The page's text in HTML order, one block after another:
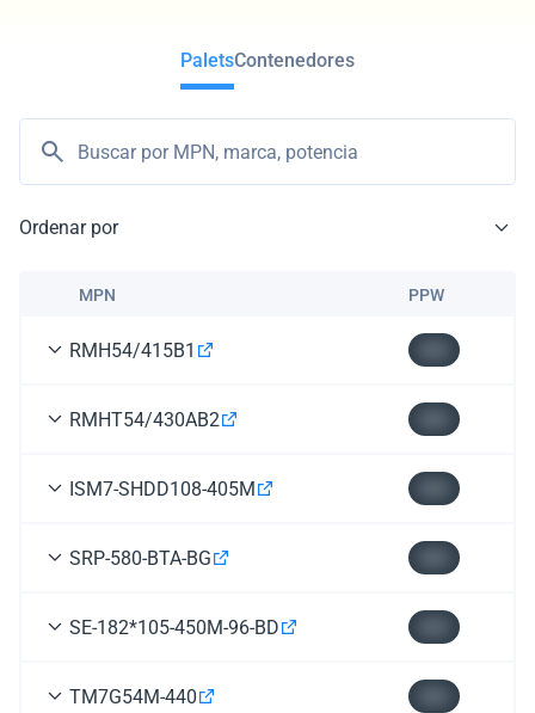
PaletsContenedores
Ordenar por
MPN PPW
RMH54/415B1
RMHT54/430AB2
ISM7-SHDD108-405M
SRP-580-BTA-BG
SE-182*105-450M-96-BD
TM7G54M-440